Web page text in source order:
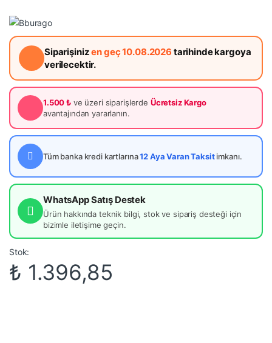
Siparişinizen geç 10.08.2026 tarihinde kargoya
verilecektir.
1.500 ₺ ve üzeri siparişlerde Ücretsiz Kargo
avantajından yararlanın.
Tüm banka kredi kartlarına12 Aya Varan Taksitimkanı.
WhatsApp Satış Destek
Ürün hakkında teknik bilgi, stok ve sipariş desteği için
bizimle iletişime geçin.
Stok:
₺ 1.396,85